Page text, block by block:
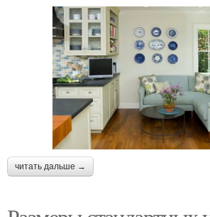
читать дальше →